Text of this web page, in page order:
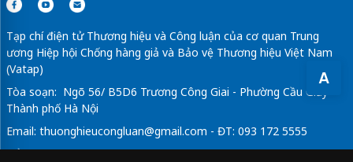
A
Tạp chí điện tử Thương hiệu và Công luận của cơ quan Trung
ương Hiệp hội Chống hàng giả và Bảo vệ Thương hiệu Việt Nam
(Vatap)
Tòa soạn: Ngõ 56/ B5D6 Trương Công Giai - Phường Cầu Giấy -
Thành phố Hà Nội
Email: thuonghieucongluan@gmail.com - ĐT: 093 172 5555
Tổng Biên Tập: Vũ Đức Thuận